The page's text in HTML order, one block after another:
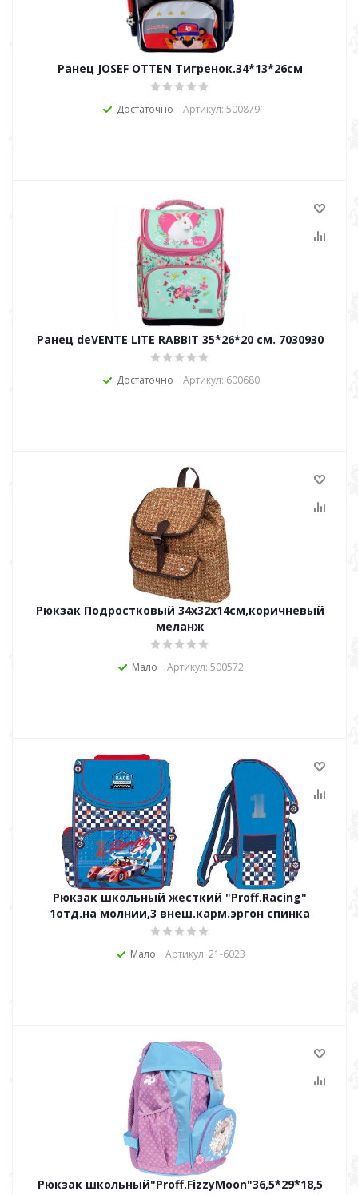
Ранец JOSEF OTTEN Тигренок.34*13*26см
Достаточно Артикул: 500879
Ранец deVENTE LITE RABBIT 35*26*20 см. 7030930
Достаточно Артикул: 600680
Рюкзак Подростковый 34х32х14см,коричневый
меланж
Мало Артикул: 500572
Рюкзак школьный жесткий "Proff.Racing"
1отд.на молнии,3 внеш.карм.эргон спинка
Мало Артикул: 21-6023
Рюкзак школьный"Proff.FizzyMoon"36,5*29*18,5